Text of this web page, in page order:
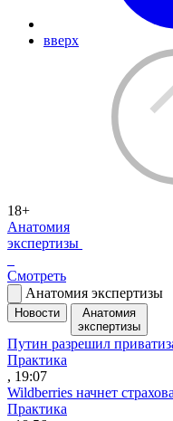
вверх
18+
Анатомия
экспертизы
Смотреть
Анатомия экспертизы
Новости
Анатомия
экспертизы
Путин разрешил
Практика
, 19:07
Wildberries начнет
Практика